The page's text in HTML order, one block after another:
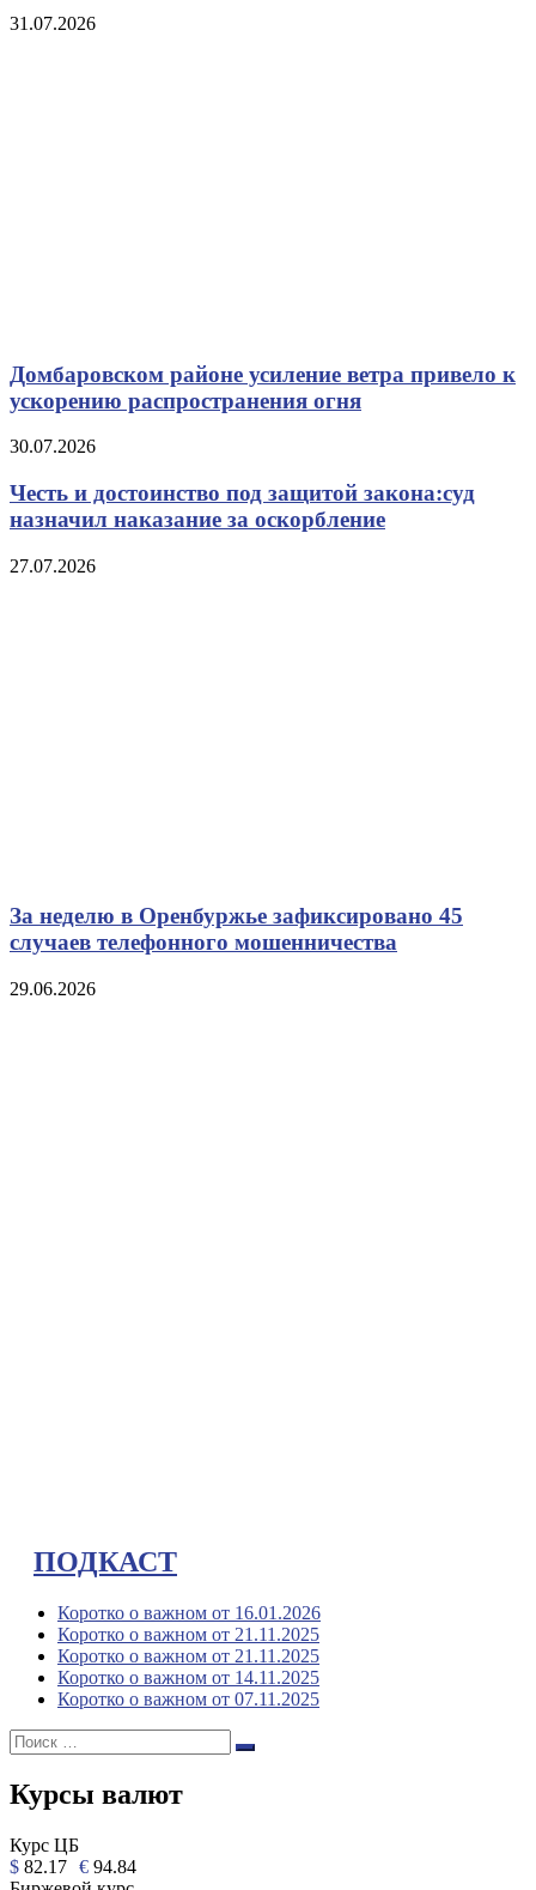
31.07.2026
Домбаровском районе усиление ветра привело к
ускорению распространения огня
30.07.2026
Честь и достоинство под защитой закона:суд
назначил наказание за оскорбление
27.07.2026
За неделю в Оренбуржье зафиксировано 45
случаев телефонного мошенничества
29.06.2026
ПОДКАСТ
Коротко о важном от 16.01.2026
Коротко о важном от 21.11.2025
Коротко о важном от 21.11.2025
Коротко о важном от 14.11.2025
Коротко о важном от 07.11.2025
Поиск:
Поиск
Курсы валют
Курс ЦБ
$ 82.17 € 94.84